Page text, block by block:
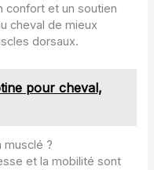
confort et un soutien
cheval de mieux
dorsaux.
pour cheval,
musclé ?
et la mobilité sont